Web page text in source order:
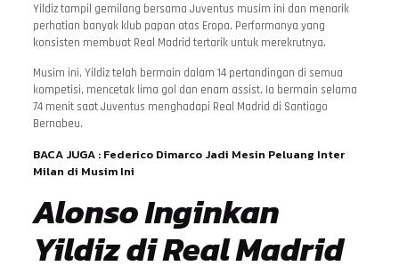
Yildiz tampil gemilang bersama Juventus musim ini dan menarik
perhatian banyak klub papan atas Eropa. Performanya yang
konsisten membuat Real Madrid tertarik untuk merekrutnya.
Musim ini, Yildiz telah bermain dalam 14 pertandingan di semua
kompetisi, mencetak lima gol dan enam assist. Ia bermain selama
74 menit saat Juventus menghadapi Real Madrid di Santiago
Bernabeu.
BACA JUGA : Federico Dimarco Jadi Mesin Peluang Inter
Milan di Musim Ini
Alonso Inginkan
Yildiz di Real Madrid